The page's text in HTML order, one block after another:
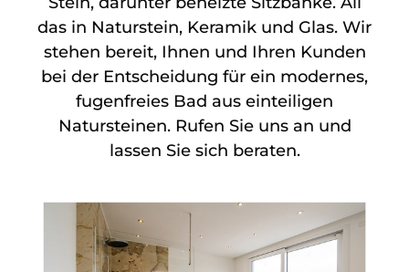
das in Naturstein, Keramik und Glas. Wir
stehen bereit, Ihnen und Ihren Kunden
bei der Entscheidung für ein modernes,
fugenfreies Bad aus einteiligen
Natursteinen. Rufen Sie uns an und
lassen Sie sich beraten.